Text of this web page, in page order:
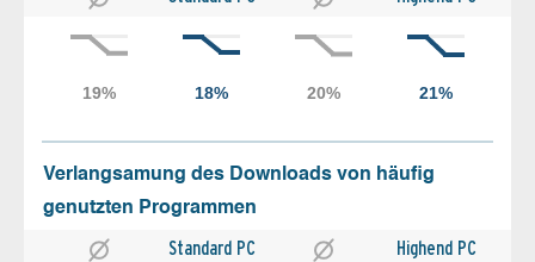
Verlangsamung des Downloads von häufig
genutzten Programmen
Standard PC Highend PC